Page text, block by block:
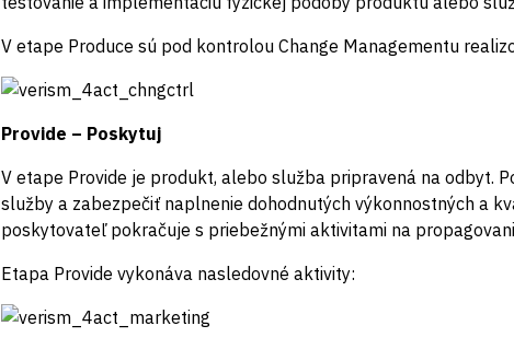
V etape Produce sú pod kontrolou Change Managementu
Provide – Poskytuj
V etape Provide je produkt, alebo služba pripravená na odbyt.
služby a zabezpečiť naplnenie dohodnutých výkonnostných a
poskytovateľ pokračuje s priebežnými aktivitami na
Etapa Provide vykonáva nasledovné aktivity: